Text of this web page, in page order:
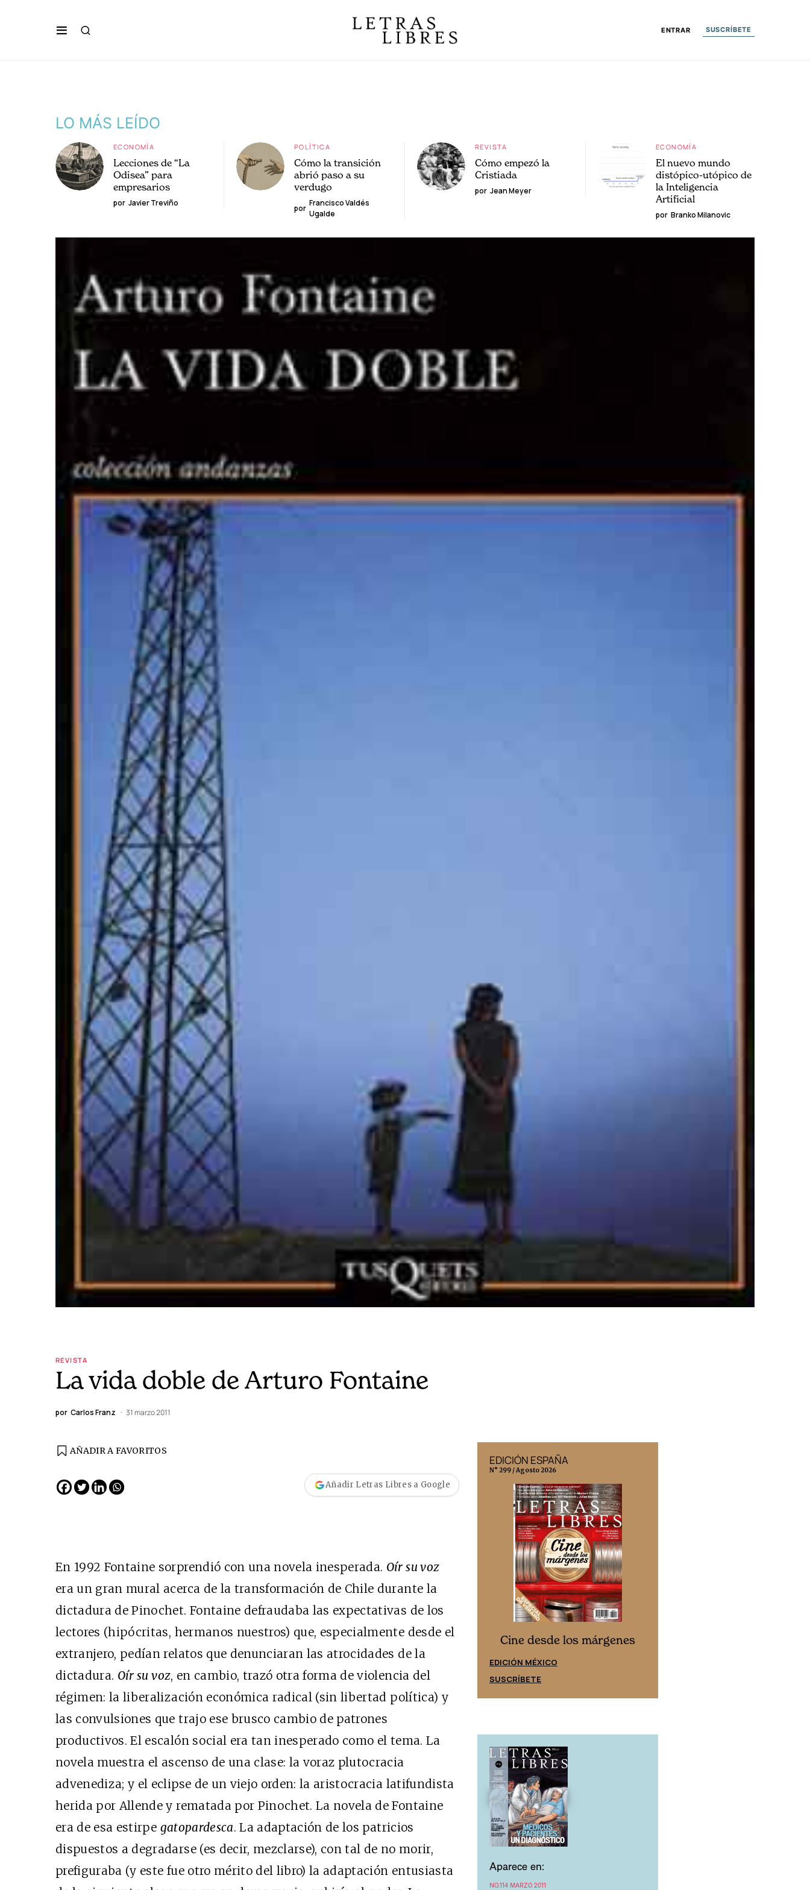
ENTRAR SUSCRÍBETE
LO MÁS LEÍDO
ECONOMÍA
Lecciones de “La
Odisea” para
empresarios
por Javier Treviño
POLÍTICA
Cómo la transición
abrió paso a su
verdugo
por
Francisco Valdés
Ugalde
REVISTA
Cómo empezó la
Cristiada
por Jean Meyer
ECONOMÍA
El nuevo mundo
distópico-utópico de
la Inteligencia
Artificial
por Branko Milanovic
REVISTA
La vida doble de Arturo Fontaine
por Carlos Franz 31 marzo 2011
AÑADIR A FAVORITOS
Añadir Letras Libres a Google
En 1992 Fontaine sorprendió con una novela inesperada. Oír su voz
era un gran mural acerca de la transformación de Chile durante la
dictadura de Pinochet. Fontaine defraudaba las expectativas de los
lectores (hipócritas, hermanos nuestros) que, especialmente desde el
extranjero, pedían relatos que denunciaran las atrocidades de la
dictadura. Oír su voz, en cambio, trazó otra forma de violencia del
régimen: la liberalización económica radical (sin libertad política) y
las convulsiones que trajo ese brusco cambio de patrones
productivos. El escalón social era tan inesperado como el tema. La
novela muestra el ascenso de una clase: la voraz plutocracia
advenediza; y el eclipse de un viejo orden: la aristocracia latifundista
herida por Allende y rematada por Pinochet. La novela de Fontaine
era de esa estirpe gatopardesca. La adaptación de los patricios
dispuestos a degradarse (es decir, mezclarse), con tal de no morir,
prefiguraba (y este fue otro mérito del libro) la adaptación entusiasta
Cine desde los márgenes
SUSCRÍBETE
Cine desde los márgenes
EDICIÓN ESPAÑA
SUSCRÍBETE
EDICIÓN ESPAÑA
N° 299 / Agosto 2026
Cine desde los márgenes
EDICIÓN MÉXICO
SUSCRÍBETE
Aparece en:
NO.114 MARZO 2011